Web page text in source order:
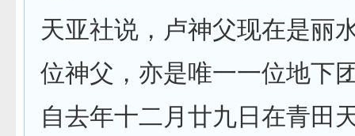
天亚社说，卢神父现在是丽
位神父，亦是唯一一位地下
自去年十二月廿九日在青田